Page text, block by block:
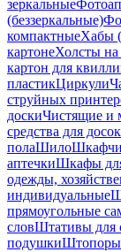
зеркальные
(беззеркальные)
компактныеХабы
картонеХолсты
картон для
пластикЦиркули
струйных
доскиЧистящие и
средства для досок
полаШило
аптечкиШкафы
одежды,
индивидуальные
прямоугольные
словШтативы для
подушкиШтопоры